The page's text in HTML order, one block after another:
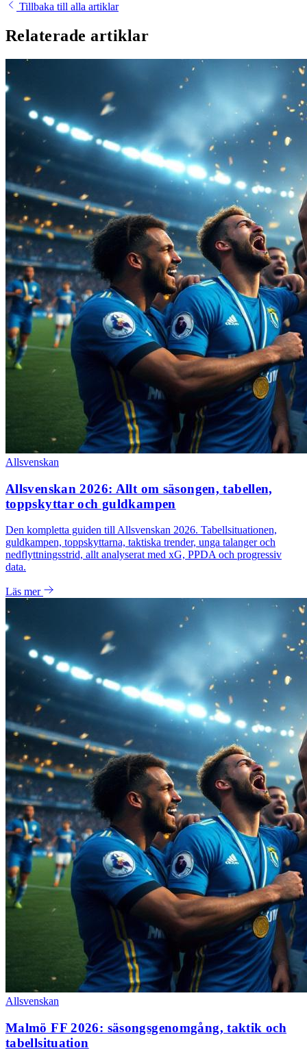
Tillbaka till alla artiklar
Relaterade artiklar
Allsvenskan
Allsvenskan 2026: Allt om säsongen, tabellen,
toppskyttar och guldkampen
Den kompletta guiden till Allsvenskan 2026. Tabellsituationen,
guldkampen, toppskyttarna, taktiska trender, unga talanger och
nedflyttningsstrid, allt analyserat med xG, PPDA och progressiv
data.
Läs mer
Allsvenskan
Malmö FF 2026: säsongsgenomgång, taktik och
tabellsituation